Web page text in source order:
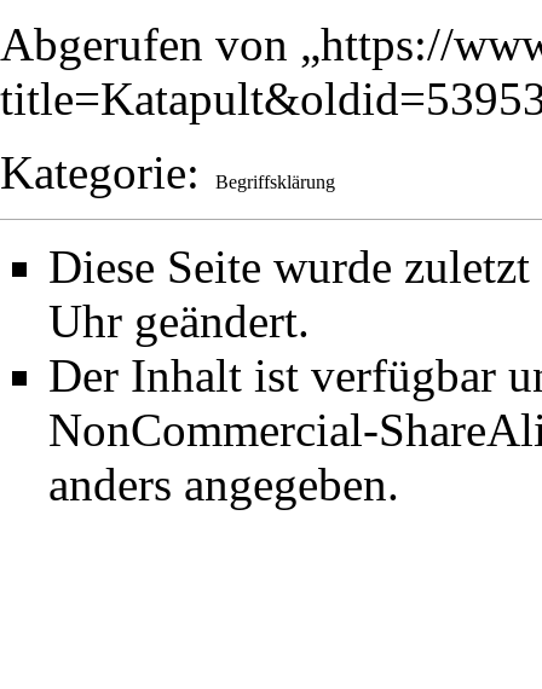
Abgerufen von „https://
Kategorie: Begriffsklärung
Diese Seite wurde
Uhr geändert.
Der Inhalt ist verfügbar
NonCommercial-
anders angegeben.